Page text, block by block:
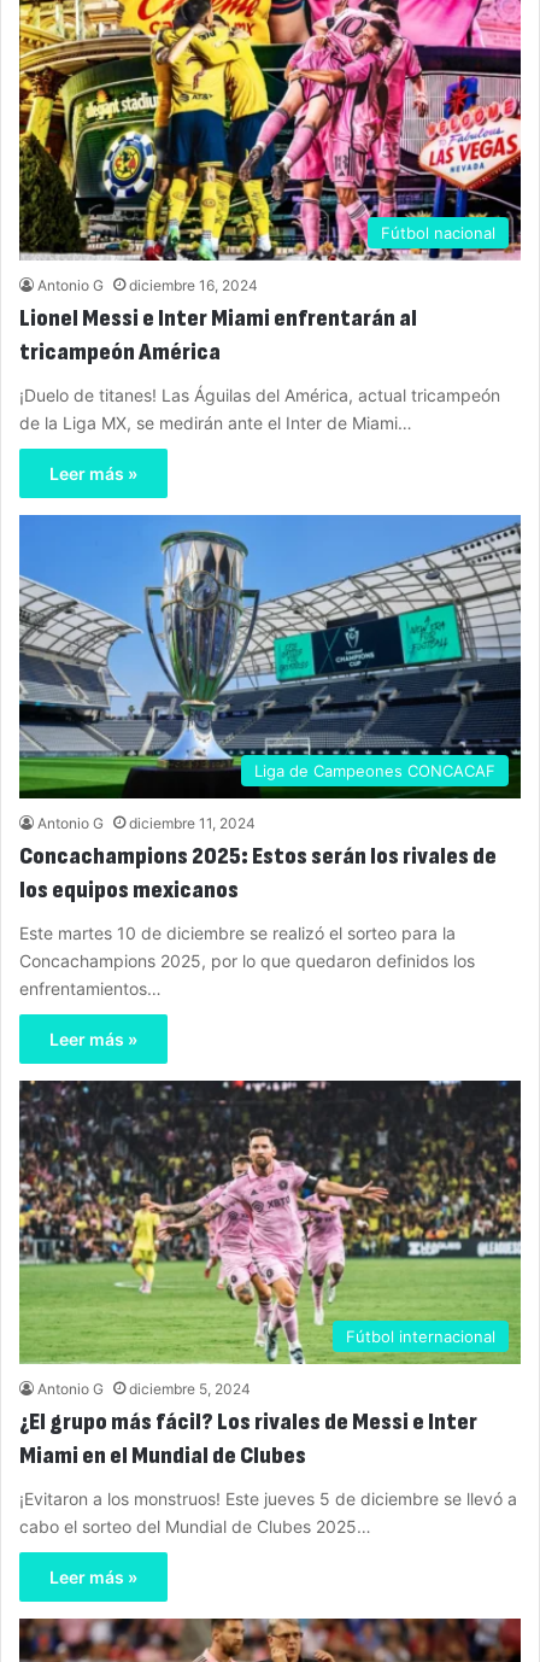
Fútbol nacional
Antonio G diciembre 16, 2024
Lionel Messi e Inter Miami enfrentarán al
tricampeón América
¡Duelo de titanes! Las Águilas del América, actual tricampeón
de la Liga MX, se medirán ante el Inter de Miami…
Leer más »
Liga de Campeones CONCACAF
Antonio G diciembre 11, 2024
Concachampions 2025: Estos serán los rivales de
los equipos mexicanos
Este martes 10 de diciembre se realizó el sorteo para la
Concachampions 2025, por lo que quedaron definidos los
enfrentamientos…
Leer más »
Fútbol internacional
Antonio G diciembre 5, 2024
¿El grupo más fácil? Los rivales de Messi e Inter
Miami en el Mundial de Clubes
¡Evitaron a los monstruos! Este jueves 5 de diciembre se llevó a
cabo el sorteo del Mundial de Clubes 2025…
Leer más »